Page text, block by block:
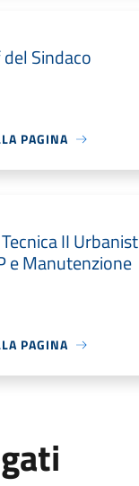
Sindaco
PAGINA
II
e Manutenzione
PAGINA